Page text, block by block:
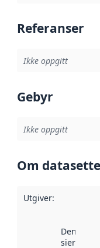
Referanser
Ikke oppgitt
Gebyr
Ikke oppgitt
Om
Utgiver:
Denne
sier når